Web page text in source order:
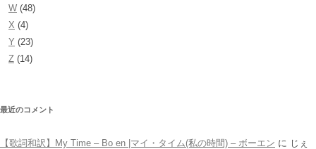
W (48)
X (4)
Y (23)
Z (14)
最近のコメント
【歌詞和訳】My Time – Bo en |マイ・タイム(私の時間) – ボーエン に じぇ